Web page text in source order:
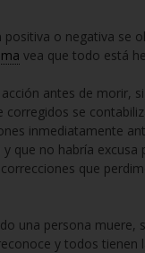
positiva o negativa se
vea que todo está
antes de morir,
corregidos se
inmediatamente
que no habría
que
una persona muere,
y todos